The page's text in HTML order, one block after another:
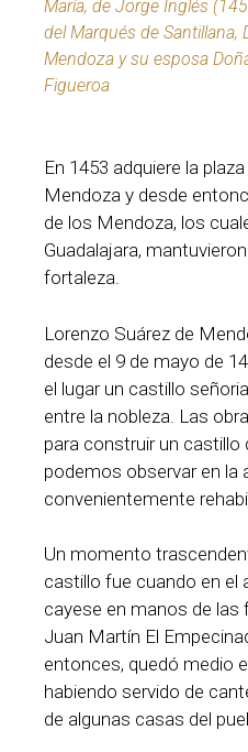
María, de Jorge Inglés
del Marqués de Santillana,
Mendoza y su esposa
Figueroa
En 1453 adquiere la
Mendoza y desde
de los Mendoza, los
Guadalajara,
fortaleza.
Lorenzo Suárez de
desde el 9 de mayo de
el lugar un castillo
entre la nobleza. Las
para construir un castillo
podemos observar en la
convenientemente
Un momento
castillo fue cuando en el
cayese en manos de las
Juan Martín El
entonces, quedó medio
habiendo servido de
de algunas casas del